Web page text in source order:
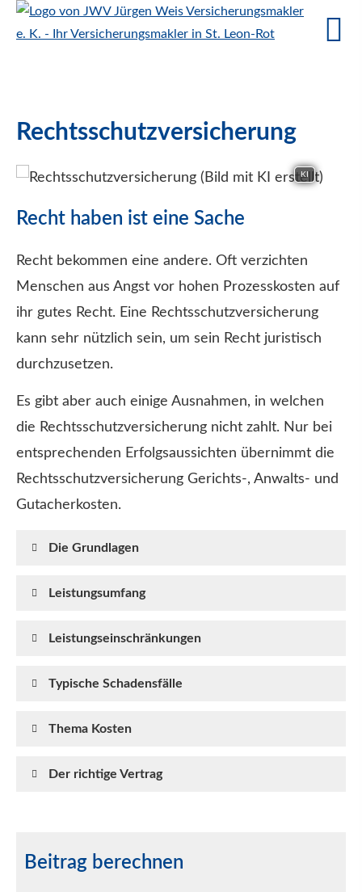
Rechts­schutz­ver­si­che­rung
KI
Recht haben ist eine Sache
Recht bekommen eine andere. Oft verzichten
Menschen aus Angst vor hohen Prozesskosten auf
ihr gutes Recht. Eine Rechts­schutz­ver­si­che­rung
kann sehr nützlich sein, um sein Recht juristisch
durchzusetzen.
Es gibt aber auch einige Ausnahmen, in welchen
die Rechts­schutz­ver­si­che­rung nicht zahlt. Nur bei
entsprechenden Erfolgsaussichten übernimmt die
Rechts­schutz­ver­si­che­rung Gerichts-, Anwalts- und
Gutacherkosten.
Die Grundlagen
Leistungsumfang
Leistungseinschränkungen
Typische Schadensfälle
Thema Kosten
Der richtige Vertrag
Beitrag berechnen